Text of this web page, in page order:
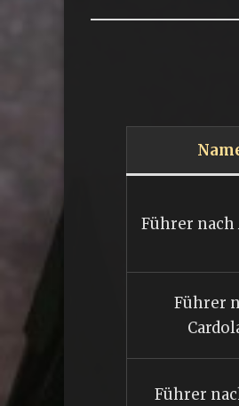
Führer nach
Führer
Führer